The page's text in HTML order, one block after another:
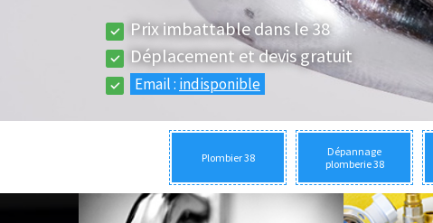
Prix imbattable dans le 38
Déplacement et devis gratuit
Email : indisponible
Plombier 38
Dépannage
plomberie 38